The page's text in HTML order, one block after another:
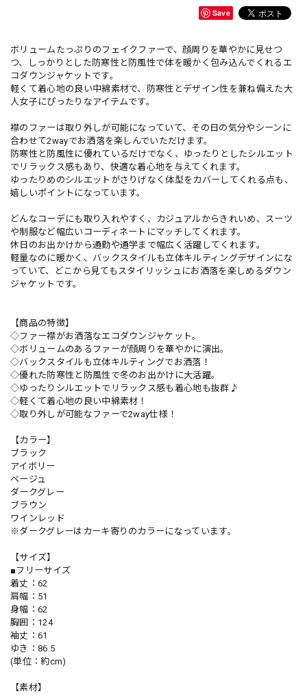
Save
ボリュームたっぷりのフェイクファーで、顔周りを華やかに見せつ
つ、しっかりとした防寒性と防風性で体を暖かく包み込んでくれるエ
コダウンジャケットです。
軽くて着心地の良い中綿素材で、防寒性とデザイン性を兼ね備えた大
人女子にぴったりなアイテムです。
襟のファーは取り外しが可能になっていて、その日の気分やシーンに
合わせて2wayでお洒落を楽しんでいただけます。
防寒性と防風性に優れているだけでなく、ゆったりとしたシルエット
でリラックス感もあり、快適な着心地を与えてくれます。
ゆったりめのシルエットがさりげなく体型をカバーしてくれる点も、
嬉しいポイントになっています。
どんなコーデにも取り入れやすく、カジュアルからきれいめ、スーツ
や制服など幅広いコーディネートにマッチしてくれます。
休日のお出かけから通勤や通学まで幅広く活躍してくれます。
軽量なのに暖かく、バックスタイルも立体キルティングデザインにな
っていて、どこから見てもスタイリッシュにお洒落を楽しめるダウン
ジャケットです。
【商品の特徴】
◇ファー襟がお洒落なエコダウンジャケット。
◇ボリュームのあるファーが顔周りを華やかに演出。
◇バックスタイルも立体キルティングでお洒落！
◇優れた防寒性と防風性で冬のお出かけに大活躍。
◇ゆったりシルエットでリラックス感も着心地も抜群♪
◇軽くて着心地の良い中綿素材！
◇取り外しが可能なファーで2way仕様！
【カラー】
ブラック
アイボリー
ベージュ
ダークグレー
ブラウン
ワインレッド
※ダークグレーはカーキ寄りのカラーになっています。
【サイズ】
■フリーサイズ
着丈：62
肩幅：51
身幅：62
胸囲：124
袖丈：61
ゆき：86.5
(単位：約cm)
【素材】